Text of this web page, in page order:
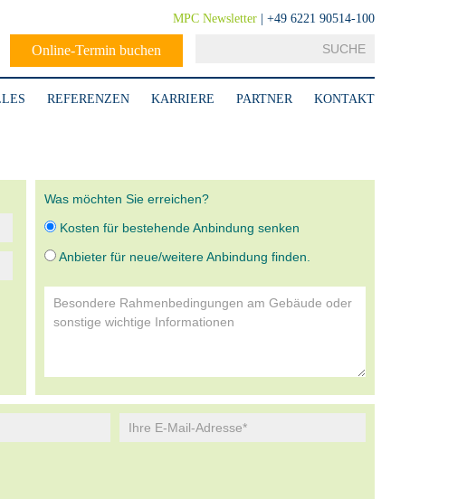
MPC Newsletter | +49 6221 90514-100
Online-Termin buchen
REFERENZEN KARRIERE PARTNER KONTAKT
Was möchten Sie erreichen?
Kosten für bestehende Anbindung senken
Anbieter für neue/weitere Anbindung finden.